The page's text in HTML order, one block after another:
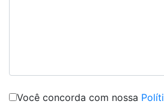
Você concorda com nossa